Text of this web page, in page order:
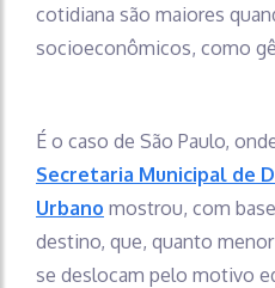
cotidiana são maiores
socioeconômicos, como
É o caso de São Paulo,
Secretaria Municipal de
Urbano mostrou, com
destino, que, quanto
se deslocam pelo motivo